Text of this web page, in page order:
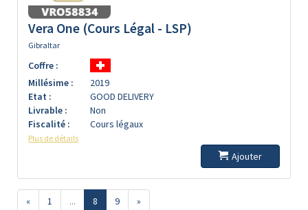
Vera One (Cours Légal - LSP)
Gibraltar
Coffre :
Millésime :
2019
Etat :
GOOD DELIVERY
Livrable :
Non
Fiscalité :
Cours légaux
Plus de détails
Ajouter
« 1 ... 8 9 »